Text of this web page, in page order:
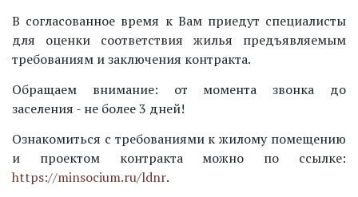
В согласованное время к Вам приедут специалисты
для оценки соответствия жилья предъявляемым
требованиям и заключения контракта.
Обращаем внимание: от момента звонка до
заселения - не более 3 дней!
Ознакомиться с требованиями к жилому помещению
и проектом контракта можно по ссылке:
https://minsocium.ru/ldnr.